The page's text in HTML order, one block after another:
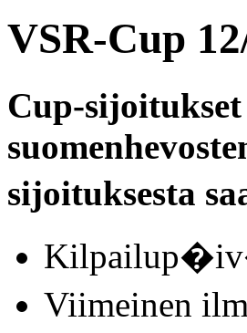
VSR-Cup
Cup-
sijoituksesta
Viimeinen